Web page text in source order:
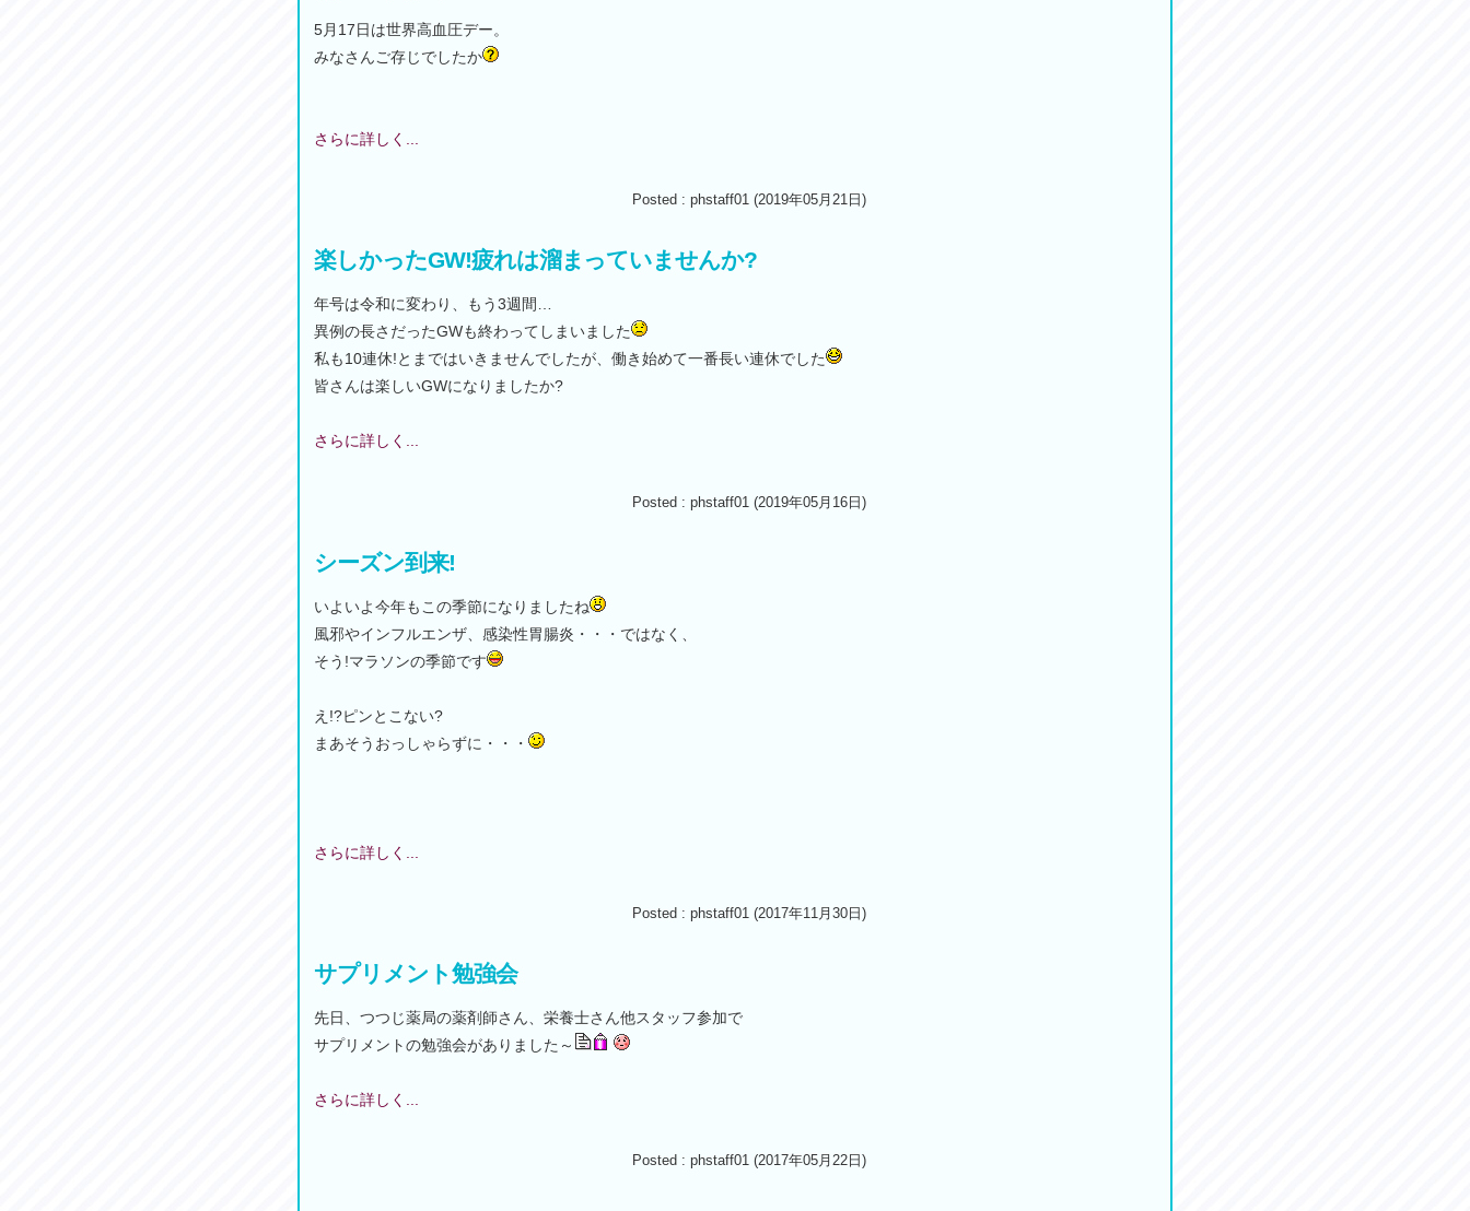
5月17日は世界高血圧デー。
みなさんご存じでしたか
さらに詳しく...
Posted : phstaff01 (2019年05月21日)
楽しかったGW!疲れは溜まっていませんか?
年号は令和に変わり、もう3週間…
異例の長さだったGWも終わってしまいました
私も10連休!とまではいきませんでしたが、働き始めて一番長い連休でした
皆さんは楽しいGWになりましたか?
さらに詳しく...
Posted : phstaff01 (2019年05月16日)
シーズン到来!
いよいよ今年もこの季節になりましたね
風邪やインフルエンザ、感染性胃腸炎・・・ではなく、
そう!マラソンの季節です
え!?ピンとこない?
まあそうおっしゃらずに・・・
さらに詳しく...
Posted : phstaff01 (2017年11月30日)
サプリメント勉強会
先日、つつじ薬局の薬剤師さん、栄養士さん他スタッフ参加で
サプリメントの勉強会がありました～
さらに詳しく...
Posted : phstaff01 (2017年05月22日)